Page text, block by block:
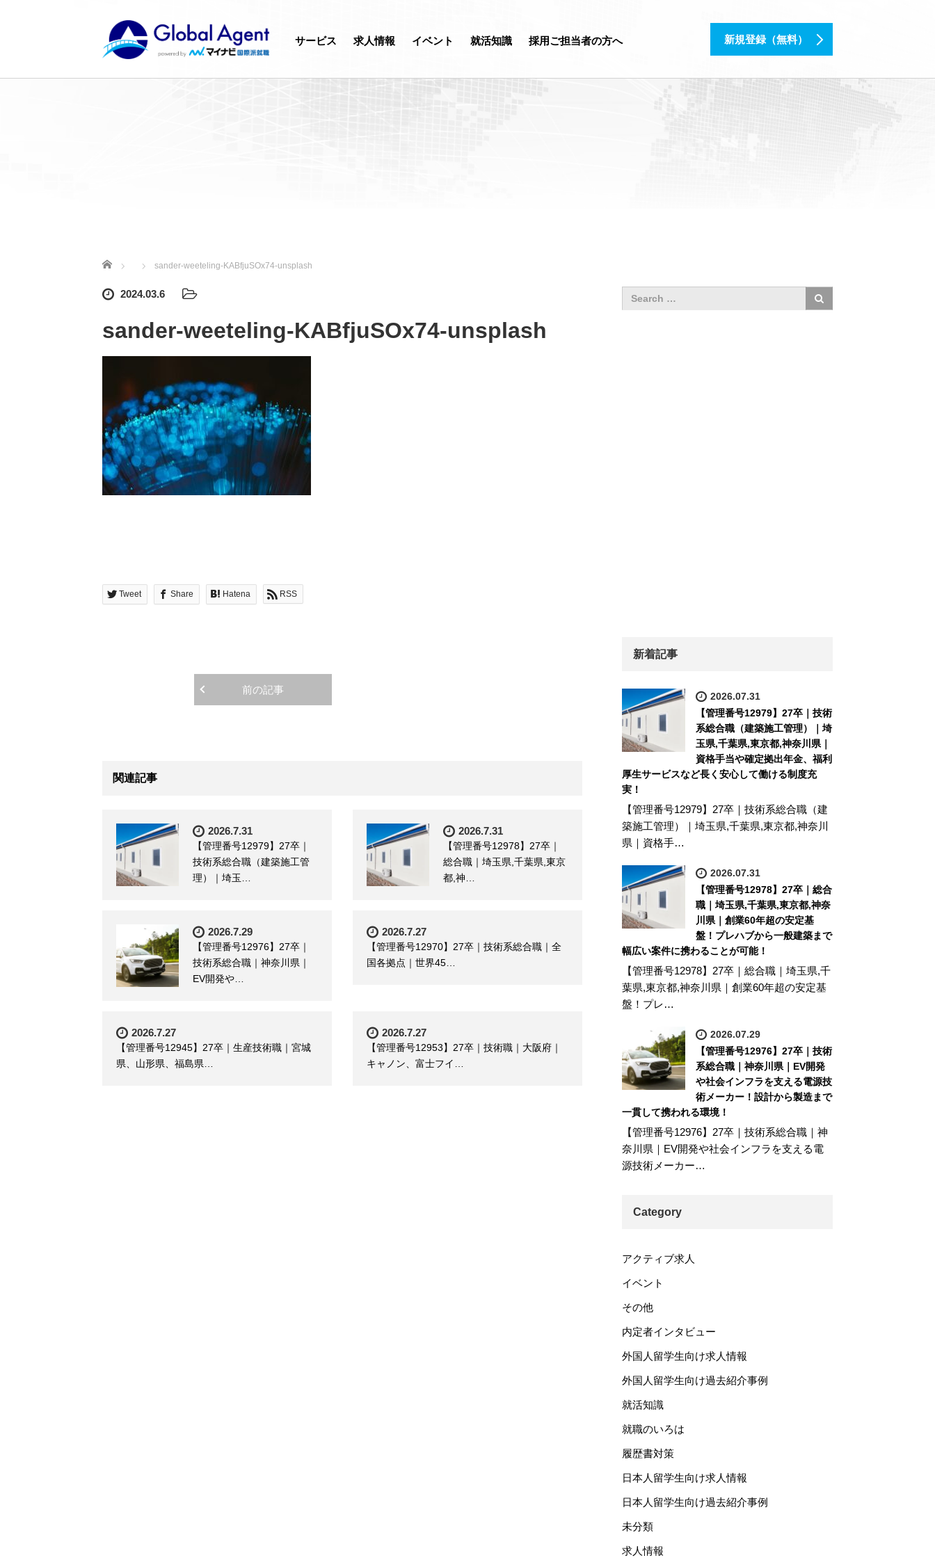
サービス 求人情報 イベント 就活知識 採用ご担当者の方へ 新規登録（無料）
ホーム sander-weeteling-KABfjuSOx74-unsplash
2024.03.6
sander-weeteling-KABfjuSOx74-unsplash
Tweet Share Hatena RSS
前の記事
関連記事
2026.7.31
【管理番号12979】27卒｜
技術系総合職（建築施工管
理）｜埼玉…
2026.7.31
【管理番号12978】27卒｜
総合職｜埼玉県,千葉県,東京
都,神…
2026.7.29
【管理番号12976】27卒｜
技術系総合職｜神奈川県｜
EV開発や…
2026.7.27
【管理番号12970】27卒｜技術系総合職｜全
国各拠点｜世界45…
2026.7.27
【管理番号12945】27卒｜生産技術職｜宮城
県、山形県、福島県…
2026.7.27
【管理番号12953】27卒｜技術職｜大阪府｜
キャノン、富士フイ…
新着記事
2026.07.31
【管理番号12979】27卒｜技術
系総合職（建築施工管理）｜埼
玉県,千葉県,東京都,神奈川県｜
資格手当や確定拠出年金、福利
厚生サービスなど長く安心して働ける制度充
実！
【管理番号12979】27卒｜技術系総合職（建
築施工管理）｜埼玉県,千葉県,東京都,神奈川
県｜資格手…
2026.07.31
【管理番号12978】27卒｜総合
職｜埼玉県,千葉県,東京都,神奈
川県｜創業60年超の安定基
盤！プレハブから一般建築まで
幅広い案件に携わることが可能！
【管理番号12978】27卒｜総合職｜埼玉県,千
葉県,東京都,神奈川県｜創業60年超の安定基
盤！プレ…
2026.07.29
【管理番号12976】27卒｜技術
系総合職｜神奈川県｜EV開発
や社会インフラを支える電源技
術メーカー！設計から製造まで
一貫して携われる環境！
【管理番号12976】27卒｜技術系総合職｜神
奈川県｜EV開発や社会インフラを支える電
源技術メーカー…
Category
アクティブ求人
イベント
その他
内定者インタビュー
外国人留学生向け求人情報
外国人留学生向け過去紹介事例
就活知識
就職のいろは
履歴書対策
日本人留学生向け求人情報
日本人留学生向け過去紹介事例
未分類
求人情報